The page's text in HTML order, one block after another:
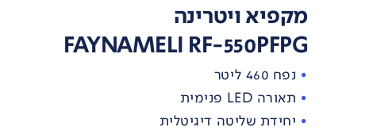
מקפיא ויטרינה
FAYNAMELI RF-550PFPG
נפח 460 ליטר
תאורה LED פנימית
יחידת שליטה דיגיטלית